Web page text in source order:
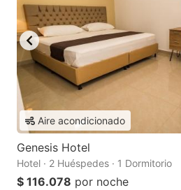
Aire acondicionado
Genesis Hotel
Hotel · 2 Huéspedes · 1 Dormitorio
$ 116.078 por noche